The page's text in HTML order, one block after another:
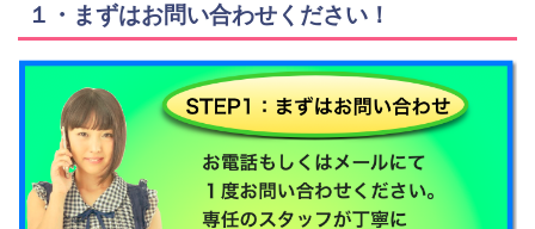
１・まずはお問い合わせください！